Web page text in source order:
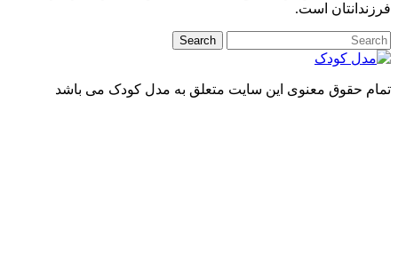
است.
حقوق معنوی این سایت متعلق به مدل کودک می باشد